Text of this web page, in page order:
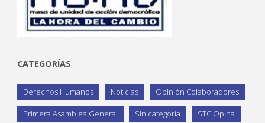
CATEGORÍAS
Derechos Humanos Noticias Opinión Colaboradores
Primera Asamblea General Sin categoría STC Opina